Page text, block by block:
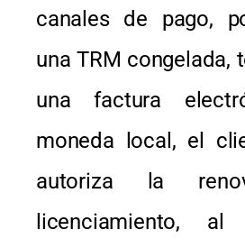
canales de pago,
una TRM congelada,
una factura
moneda local, el
autoriza la
licenciamiento,